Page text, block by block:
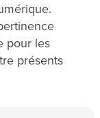
pour les
présents